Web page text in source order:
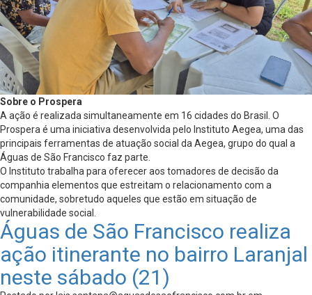
Sobre o Prospera
A ação é realizada simultaneamente em 16 cidades do Brasil. O
Prospera é uma iniciativa desenvolvida pelo Instituto Aegea, uma das
principais ferramentas de atuação social da Aegea, grupo do qual a
Águas de São Francisco faz parte.
O Instituto trabalha para oferecer aos tomadores de decisão da
companhia elementos que estreitam o relacionamento com a
comunidade, sobretudo aqueles que estão em situação de
vulnerabilidade social.
Águas de São Francisco realiza
ação itinerante no bairro Laranjal
neste sábado (21)